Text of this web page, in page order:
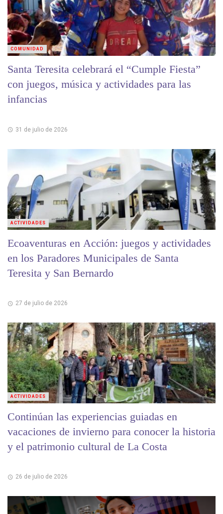
Santa Teresita celebrará el “Cumple Fiesta”
con juegos, música y actividades para las
infancias
31 de julio de 2026
COMUNIDAD
Ecoaventuras en Acción: juegos y actividades
en los Paradores Municipales de Santa
Teresita y San Bernardo
27 de julio de 2026
ACTIVIDADES
Continúan las experiencias guiadas en
vacaciones de invierno para conocer la historia
y el patrimonio cultural de La Costa
26 de julio de 2026
ACTIVIDADES